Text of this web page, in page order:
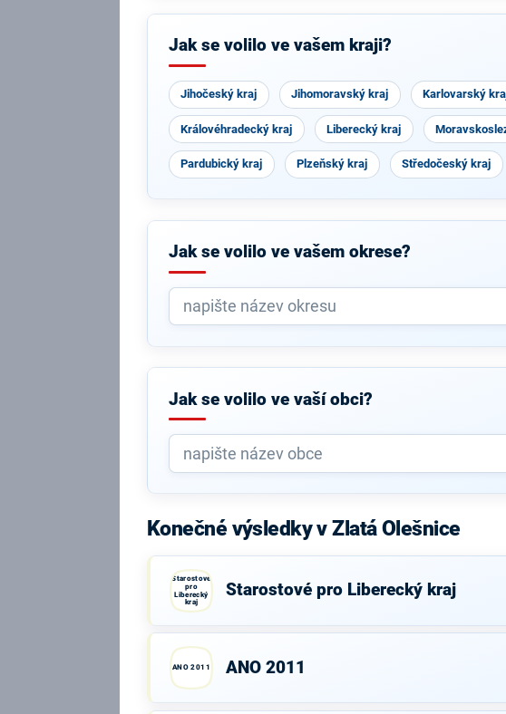
Jak se volilo ve vašem kraji?
Jihočeský kraj Jihomoravský kraj Karlovarský
Královéhradecký kraj Liberecký kraj
Pardubický kraj Plzeňský kraj Středočeský kraj
Jak se volilo ve vašem okrese?
Jak se volilo ve vaší obci?
Konečné výsledky v Zlatá Olešnice
Starostové
pro
Liberecký
kraj
Starostové pro Liberecký kraj
ANO 2011 ANO 2011